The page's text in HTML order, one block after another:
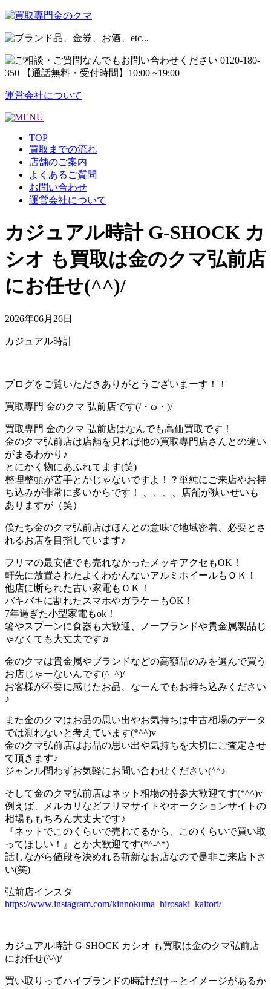
運営会社について
TOP
買取までの流れ
店舗のご案内
よくあるご質問
お問い合わせ
運営会社について
カジュアル時計 G-SHOCK カ
シオ も買取は金のクマ弘前店
にお任せ(^^)/
2026年06月26日
カジュアル時計
ブログをご覧いただきありがとうございまーす！！
買取専門 金のクマ 弘前店です(/・ω・)/
買取専門 金のクマ 弘前店はなんでも高価買取です！
金のクマ弘前店は店舗を見れば他の買取専門店さんとの違い
がまるわかり♪
とにかく物にあふれてます(笑)
整理整頓が苦手とかじゃないですよ！？単純にご来店やお持
ち込みが非常に多いからです！ 、、、、店舗が狭いせいも
ありますが（笑）
僕たち金のクマ弘前店はほんとの意味で地域密着、必要とさ
れるお店を目指しています♪
フリマの最安値でも売れなかったメッキアクセもOK！
軒先に放置されたよくわかんないアルミホイールもＯＫ！
他店に断られた古い家電もＯＫ！
バキバキに割れたスマホやガラケーもOK！
7年過ぎた小型家電もok！
箸やスプーンに食器も大歓迎、ノーブランドや貴金属製品じ
ゃなくても大丈夫です♬
金のクマは貴金属やブランドなどの高額品のみを選んで買う
お店じゃーないんです(^_^)/
お客様が不要に感じたお品、なーんでもお持ち込みください
♪
また金のクマはお品の思い出やお気持ちは中古相場のデータ
では測れないと考えています(*^^)v
金のクマ弘前店はお品の思い出や気持ちを大切にご査定させ
て頂きます♪
ジャンル問わずお気軽にお問い合わせください(^^♪
そして金のクマ弘前店はネット相場の持参大歓迎です(*^^)v
例えば、メルカリなどフリマサイトやオークションサイトの
相場ももちろん大丈夫です♪
『ネットでこのくらいで売れてるから、このくらいで買い取
ってほしい！』とか大歓迎です(*^-^*)
話しながら値段を決めれる斬新なお店なので是非ご来店下さ
い(笑)
弘前店インスタ
https://www.instagram.com/kinnokuma_hirosaki_kaitori/
カジュアル時計 G-SHOCK カシオ も買取は金のクマ弘前店
にお任せ(^^)/
買い取りってハイブランドの時計だけ～とイメージがあるか